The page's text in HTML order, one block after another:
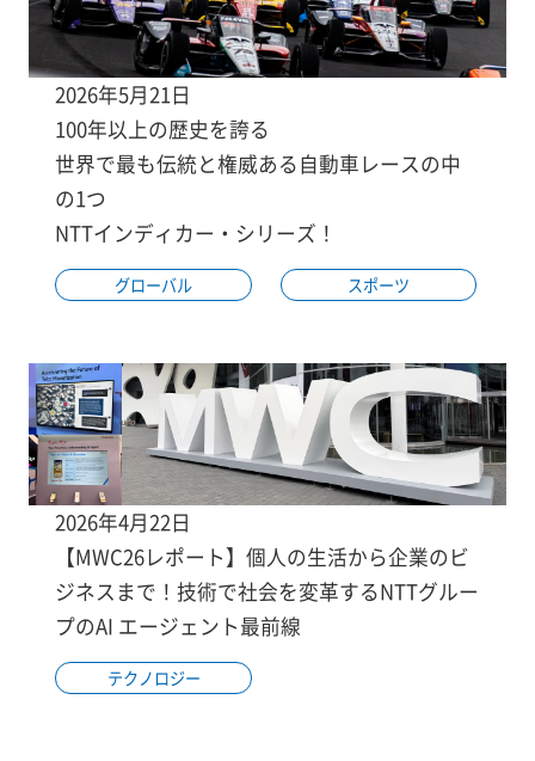
2026年5月21日
100年以上の歴史を誇る
世界で最も伝統と権威ある自動車レースの中
の1つ
NTTインディカー・シリーズ！
グローバル スポーツ
2026年4月22日
【MWC26レポート】個人の生活から企業のビ
ジネスまで！技術で社会を変革するNTTグルー
プのAI エージェント最前線
テクノロジー